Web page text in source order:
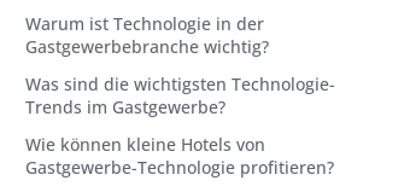
Warum ist Technologie in der
Gastgewerbebranche wichtig?
Was sind die wichtigsten Technologie-
Trends im Gastgewerbe?
Wie können kleine Hotels von
Gastgewerbe-Technologie profitieren?